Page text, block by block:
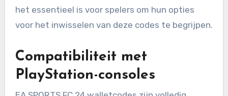
het essentieel is voor spelers om hun opties
voor het inwisselen van deze codes te begrijpen.
Compatibiliteit met
PlayStation-consoles